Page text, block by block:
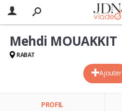
Ajouter
Mehdi MOUAKKIT
RABAT
PROFIL